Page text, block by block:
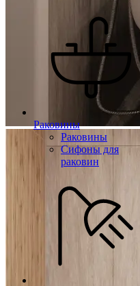
Раковины
Раковины
Сифоны для
раковин